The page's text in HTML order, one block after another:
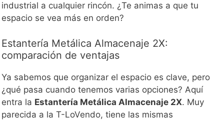
industrial a cualquier rincón. ¿Te animas a que tu
espacio se vea más en orden?
Estantería Metálica Almacenaje 2X:
comparación de ventajas
Ya sabemos que organizar el espacio es clave, pero
¿qué pasa cuando tenemos varias opciones? Aquí
entra la Estantería Metálica Almacenaje 2X. Muy
parecida a la T-LoVendo, tiene las mismas